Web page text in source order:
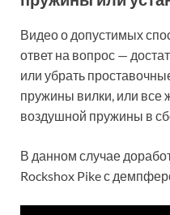
Видео о допустимых
ответ на вопрос —
или убрать
пружины вилки, или все
воздушной пружины в
В данном случае
Rockshox Pike с